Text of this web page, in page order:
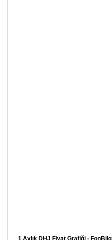
1 Aylık DHJ Fiyat Grafiği -